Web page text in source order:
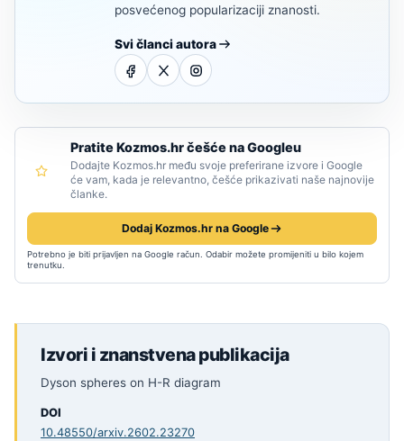
posvećenog popularizaciji znanosti.
Svi članci autora
Pratite Kozmos.hr češće na Googleu
Dodajte Kozmos.hr među svoje preferirane izvore i Google
će vam, kada je relevantno, češće prikazivati naše najnovije
članke.
Dodaj Kozmos.hr na Google
Potrebno je biti prijavljen na Google račun. Odabir možete promijeniti u bilo kojem
trenutku.
Izvori i znanstvena publikacija
Dyson spheres on H-R diagram
DOI
10.48550/arxiv.2602.23270